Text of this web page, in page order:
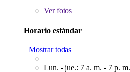
Verfotos
Horario estándar
Mostrar todas
Lun. - jue.: 7 a. m. - 7 p. m.